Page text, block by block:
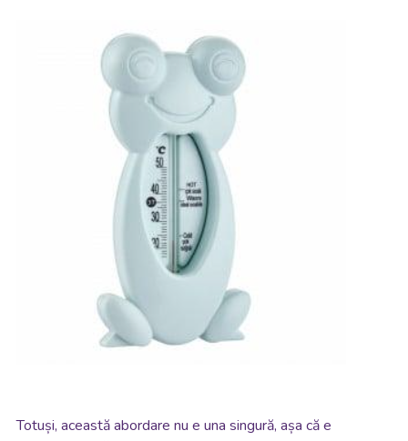
Totuși, această abordare nu e una singură, așa că e